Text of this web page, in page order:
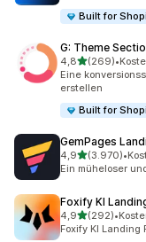
Built for
G: Theme
4,8von 5 Sternen
(269)
269 Rezensionen
•
Eine
erstellen
Built for
GemPages
4,9von 5 Sternen
(3.970)
3970 •
Ein müheloser
Foxify KI
4,9von 5 Sternen
(292)
292 Rezensionen
•
Foxify KI Landing